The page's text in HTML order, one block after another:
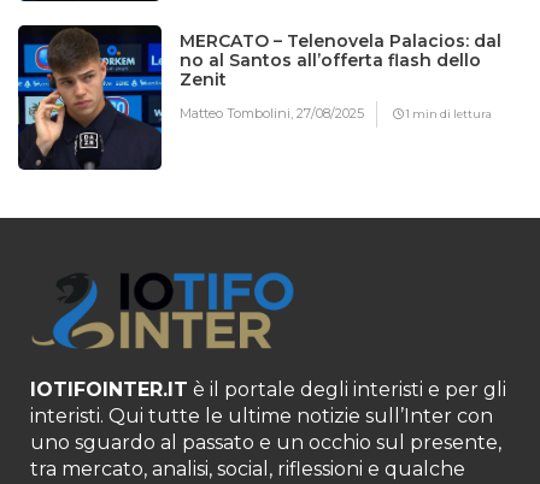
MERCATO – Telenovela Palacios: dal
no al Santos all’offerta flash dello
Zenit
Matteo Tombolini,27/08/2025 1 min di lettura
IOTIFOINTER.IT è il portale degli interisti e per gli
interisti. Qui tutte le ultime notizie sull’Inter con
uno sguardo al passato e un occhio sul presente,
tra mercato, analisi, social, riflessioni e qualche